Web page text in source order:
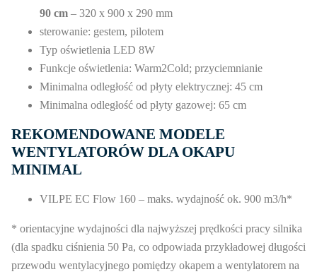
90 cm – 320 x 900 x 290 mm
sterowanie: gestem, pilotem
Typ oświetlenia LED 8W
Funkcje oświetlenia: Warm2Cold; przyciemnianie
Minimalna odległość od płyty elektrycznej: 45 cm
Minimalna odległość od płyty gazowej: 65 cm
REKOMENDOWANE MODELE
WENTYLATORÓW DLA OKAPU
MINIMAL
VILPE EC Flow 160 – maks. wydajność ok. 900 m3/h*
* orientacyjne wydajności dla najwyższej prędkości pracy silnika
(dla spadku ciśnienia 50 Pa, co odpowiada przykładowej długości
przewodu wentylacyjnego pomiędzy okapem a wentylatorem na